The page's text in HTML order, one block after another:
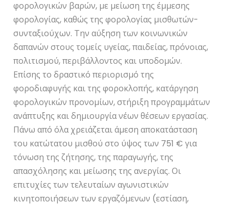
φορολογικών βαρών, με μείωση της έμμεσης
φορολογίας, καθώς της φορολογίας μισθωτών-
συνταξιούχων. Την αύξηση των κοινωνικών
δαπανών στους τομείς υγείας, παιδείας, πρόνοιας,
πολιτισμού, περιβάλλοντος και υποδομών.
Επίσης το δραστικό περιορισμό της
φοροδιαφυγής και της φοροκλοπής, κατάργηση
φορολογικών προνομίων, στήριξη προγραμμάτων
ανάπτυξης και δημιουργία νέων θέσεων εργασίας.
Πάνω από όλα χρειάζεται άμεση αποκατάσταση
του κατώτατου μισθού στο ύψος των 751 € για
τόνωση της ζήτησης, της παραγωγής, της
απασχόλησης και μείωσης της ανεργίας. Οι
επιτυχίες των τελευταίων αγωνιστικών
κινητοποιήσεων των εργαζόμενων (εστίαση,